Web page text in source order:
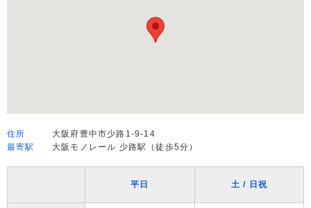
住所
大阪府豊中市少路1-9-14
最寄駅
大阪モノレール 少路駅（徒歩5分）
平日 土 / 日祝